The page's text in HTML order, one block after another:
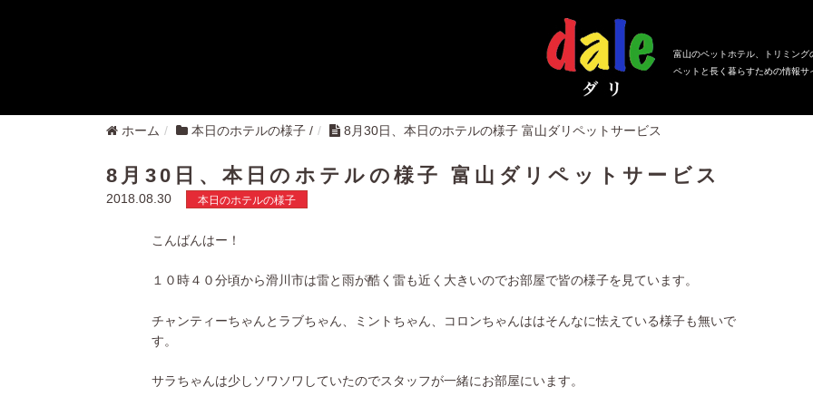
富山のペットホテル、トリミング
ペットと長く暮らすための情報サ
ホーム 本日のホテルの様子 / 8月30日、本日のホテルの様子 富山ダリペットサービス
8月30日、本日のホテルの様子 富山ダリペットサービス
2018.08.30 本日のホテルの様子
こんばんはー！
１０時４０分頃から滑川市は雷と雨が酷く雷も近く大きいのでお部屋で皆の様子を見ています。
チャンティーちゃんとラブちゃん、ミントちゃん、コロンちゃんははそんなに怯えている様子も無いで
す。
サラちゃんは少しソワソワしていたのでスタッフが一緒にお部屋にいます。